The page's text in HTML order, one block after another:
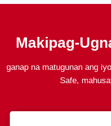
Makipag-
ganap na matugunan ang
Safe,